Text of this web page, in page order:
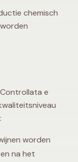
chemisch
e
worden
na het